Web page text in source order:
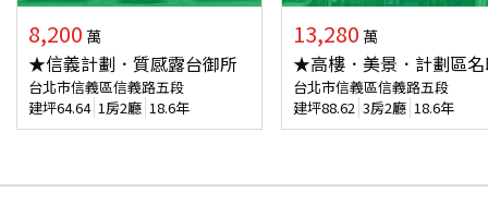
8,200 萬
★信義計劃．質感露台御所
台北市信義區信義路五段
建坪64.64 1房2廳 18.6年
13,280 萬
★高樓．美景．計劃區
台北市信義區信義路五段
建坪88.62 3房2廳 18.6年